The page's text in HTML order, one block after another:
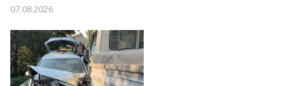
07.08.2026